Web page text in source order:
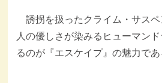
誘拐を扱ったクライム・サスペ
人の優しさが染みるヒューマン
るのが『エスケイプ』の魅力で